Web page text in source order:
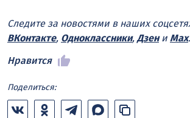
Следите за новостями в наших
ВКонтакте, Одноклассники, Дзени Max.
Нравится
Поделиться: